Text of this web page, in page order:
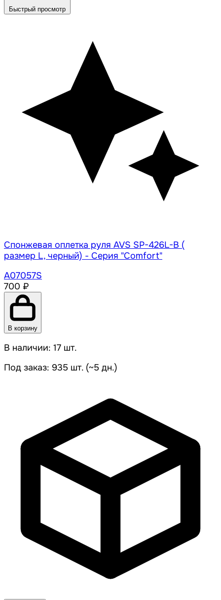
Быстрый просмотр
Спонжевая оплетка руля AVS SP-426L-B (
размер L, черный) - Серия "Comfort"
A07057S
700 ₽
В корзину
В наличии: 17 шт.
Под заказ: 935 шт. (~5 дн.)